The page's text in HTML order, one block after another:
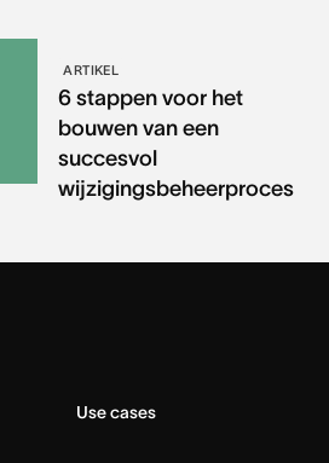
ARTIKEL
6 stappen voor het
bouwen van een
succesvol
wijzigingsbeheerproces
Use cases